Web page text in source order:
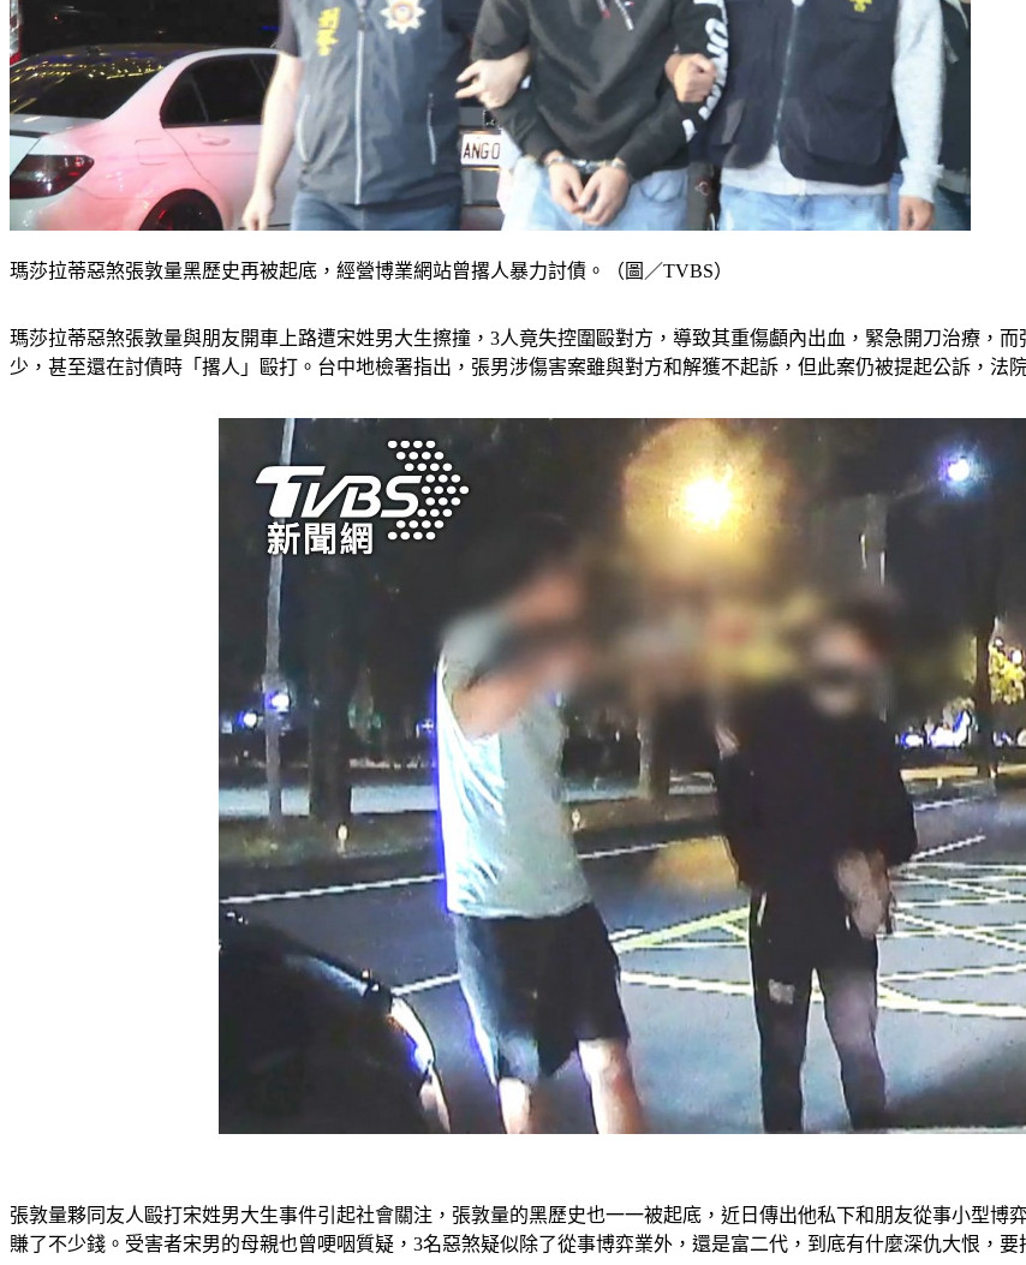
瑪莎拉蒂惡煞張敦量黑歷史再被起底，經營博業網站曾撂人暴力討債。（圖／TVBS）
瑪莎拉蒂惡煞張敦量與朋友開車上路遭宋姓男大生擦撞，3人竟失控圍毆對方，導致其重傷顱內出血，緊急開刀治療，
少，甚至還在討債時「撂人」毆打。台中地檢署指出，張男涉傷害案雖與對方和解獲不起訴，但此案仍被提起公訴，法
張敦量夥同友人毆打宋姓男大生事件引起社會關注，張敦量的黑歷史也一一被起底，近日傳出他私下和朋友從事小型博
賺了不少錢。受害者宋男的母親也曾哽咽質疑，3名惡煞疑似除了從事博弈業外，還是富二代，到底有什麼深仇大恨，要